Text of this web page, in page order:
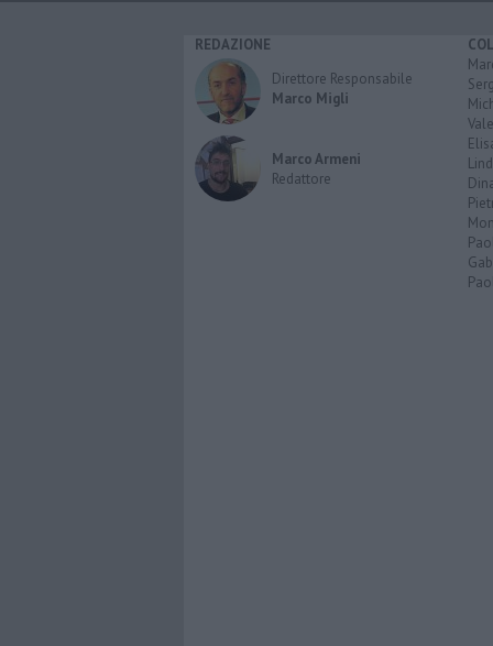
REDAZIONE
Direttore Responsabile
Marco Migli
Marco Armeni
Redattore